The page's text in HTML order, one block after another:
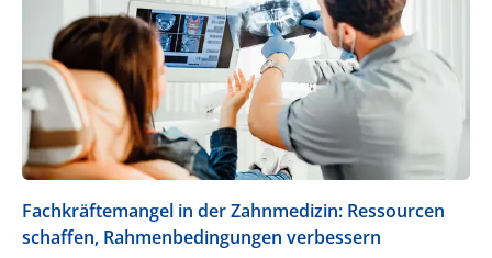
Fachkräftemangel in der Zahnmedizin: Ressourcen
schaffen, Rahmenbedingungen verbessern